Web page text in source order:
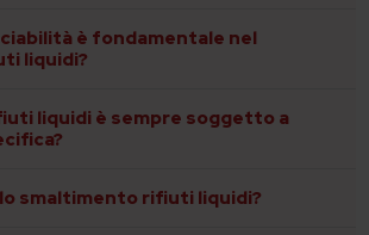
è fondamentale nel
liquidi?
liquidi è sempre soggetto a
smaltimento rifiuti liquidi?